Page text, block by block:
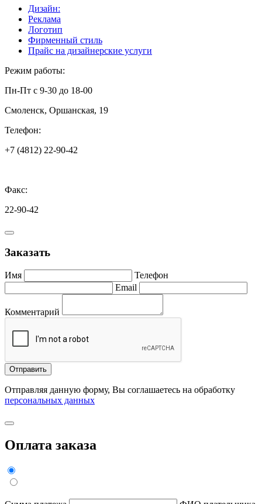
Дизайн:
Реклама
Логотип
Фирменный стиль
Прайс на дизайнерские услуги
Режим работы:
Пн-Пт с 9-30 до 18-00
Смоленск, Оршанская, 19
Телефон:
+7 (4812) 22-90-42
Факс:
22-90-42
Заказать
Имя
Телефон
Email
Комментарий
Отправить
Отправляя данную форму, Вы соглашаетесь на обработку
персональных данных
Оплата заказа